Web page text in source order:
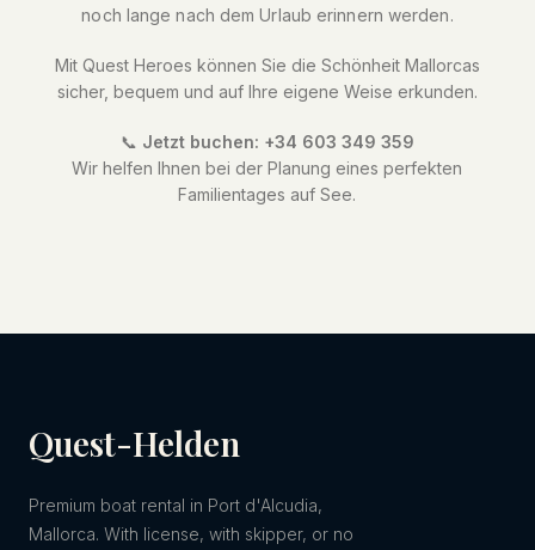
noch lange nach dem Urlaub erinnern werden.
Mit Quest Heroes können Sie die Schönheit Mallorcas
sicher, bequem und auf Ihre eigene Weise erkunden.
📞 Jetzt buchen: +34 603 349 359
Wir helfen Ihnen bei der Planung eines perfekten
Familientages auf See.
Quest-Helden
Premium boat rental in Port d'Alcudia,
Mallorca. With license, with skipper, or no